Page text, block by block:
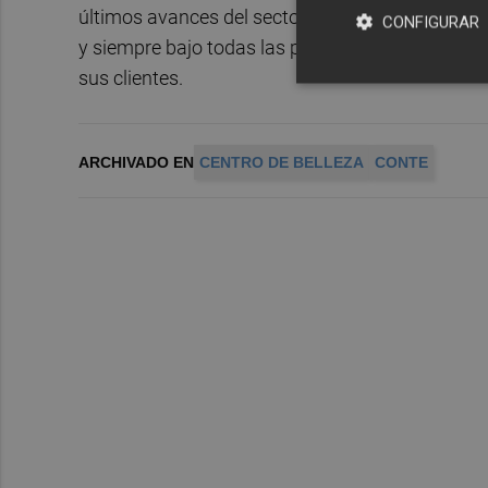
últimos avances del sector del cuidado de
y siempre bajo todas las premisas de
sus clientes.
ARCHIVADO EN CENTRO DE BELLEZA CONTE
CONFIGURAR